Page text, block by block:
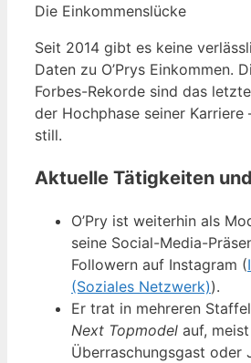
Die Einkommenslücke
Seit 2014 gibt es keine
Daten zu O’Prys Einkommen.
Forbes-Rekorde sind das
der Hochphase seiner Karriere
still.
Aktuelle Tätigkeiten
O’Pry ist weiterhin als
seine Social-Media-
Followern auf Instagram (
(Soziales Netzwerk)).
Er trat in mehreren
Next Topmodel auf,
Überraschungsgast oder